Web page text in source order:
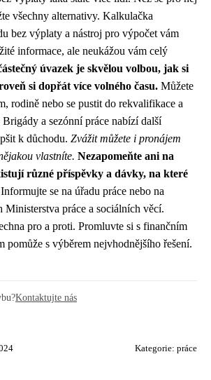
všechny alternativy. Kalkulačka
bez výplaty a nástroj pro výpočet vám
informace, ale neukážou vám celý
úvazek je skvělou volbou, jak si
si dopřát více volného času. Můžete
rodině nebo se pustit do rekvalifikace a
a sezónní práce nabízí další
k důchodu. Zvážit můžete i pronájem
vlastníte. Nezapomeňte ani na
různé příspěvky a dávky, na které
Informujte se na úřadu práce nebo na
Ministerstva práce a sociálních věcí.
pro a proti. Promluvte si s finančním
pomůže s výběrem nejvhodnějšího řešení.
Kontaktujte nás
Kategorie: práce